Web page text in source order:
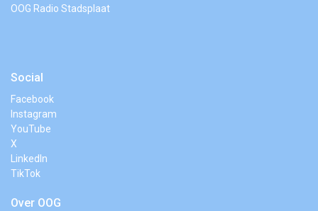
OOG Radio Stadsplaat
Social
Facebook
Instagram
YouTube
X
LinkedIn
TikTok
Over OOG